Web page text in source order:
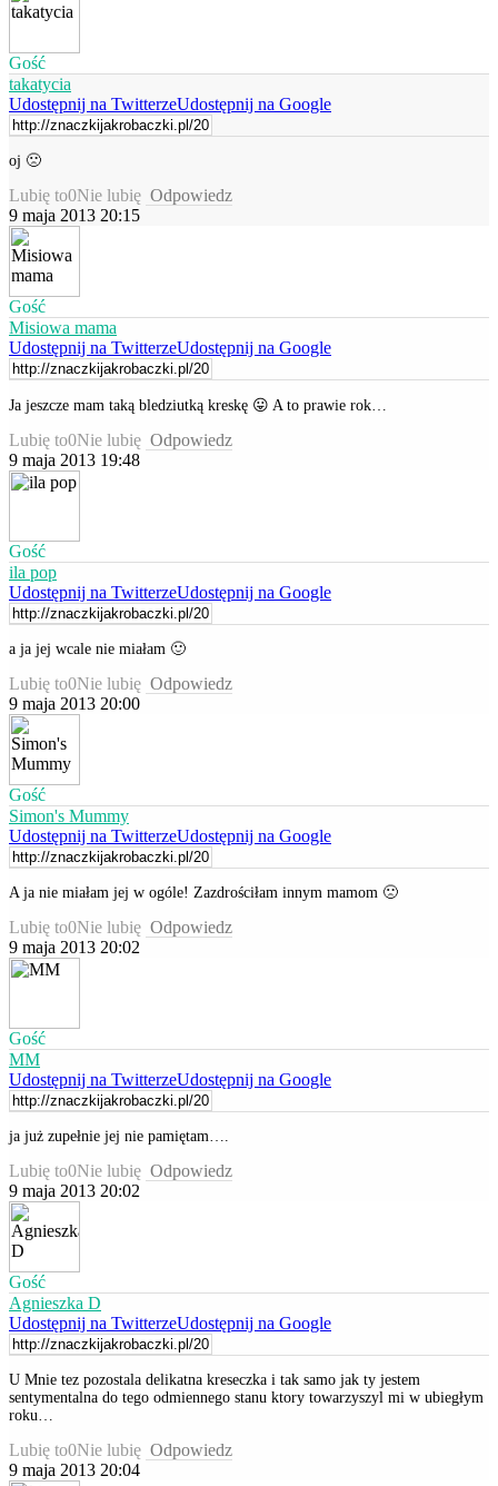
Gość
takatycia
Udostępnij na TwitterzeUdostępnij na Google
oj 🙁
Lubię to0Nie lubię Odpowiedz
9 maja 2013 20:15
Gość
Misiowa mama
Udostępnij na TwitterzeUdostępnij na Google
Ja jeszcze mam taką bledziutką kreskę 😛 A to prawie rok…
Lubię to0Nie lubię Odpowiedz
9 maja 2013 19:48
Gość
ila pop
Udostępnij na TwitterzeUdostępnij na Google
a ja jej wcale nie miałam 🙂
Lubię to0Nie lubię Odpowiedz
9 maja 2013 20:00
Gość
Simon's Mummy
Udostępnij na TwitterzeUdostępnij na Google
A ja nie miałam jej w ogóle! Zazdrościłam innym mamom 🙁
Lubię to0Nie lubię Odpowiedz
9 maja 2013 20:02
Gość
MM
Udostępnij na TwitterzeUdostępnij na Google
ja już zupełnie jej nie pamiętam….
Lubię to0Nie lubię Odpowiedz
9 maja 2013 20:02
Gość
Agnieszka D
Udostępnij na TwitterzeUdostępnij na Google
U Mnie tez pozostala delikatna kreseczka i tak samo jak ty jestem
sentymentalna do tego odmiennego stanu ktory towarzyszyl mi w ubiegłym
roku…
Lubię to0Nie lubię Odpowiedz
9 maja 2013 20:04